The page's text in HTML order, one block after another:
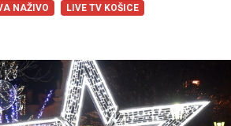
NAŽIVO LIVE TV KOŠICE